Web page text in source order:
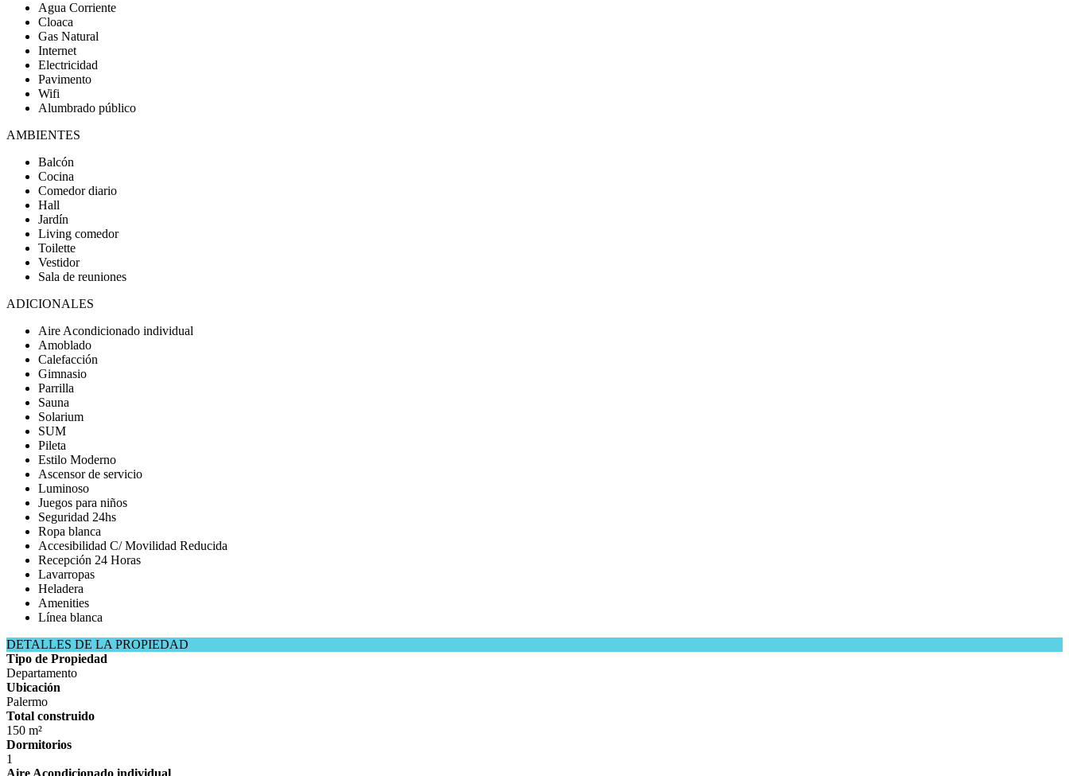
Agua Corriente
Cloaca
Gas Natural
Internet
Electricidad
Pavimento
Wifi
Alumbrado público
AMBIENTES
Balcón
Cocina
Comedor diario
Hall
Jardín
Living comedor
Toilette
Vestidor
Sala de reuniones
ADICIONALES
Aire Acondicionado individual
Amoblado
Calefacción
Gimnasio
Parrilla
Sauna
Solarium
SUM
Pileta
Estilo Moderno
Ascensor de servicio
Luminoso
Juegos para niños
Seguridad 24hs
Ropa blanca
Accesibilidad C/ Movilidad Reducida
Recepción 24 Horas
Lavarropas
Heladera
Amenities
Línea blanca
DETALLES DE LA PROPIEDAD
Tipo de Propiedad
Departamento
Ubicación
Palermo
Total construido
150 m²
Dormitorios
1
Aire Acondicionado individual